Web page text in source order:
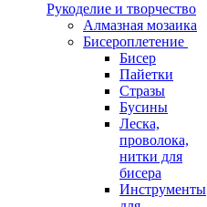
Рукоделие и творчество
Алмазная мозаика
Бисероплетение
Бисер
Пайетки
Стразы
Бусины
Леска,
проволока,
нитки для
бисера
Инструменты